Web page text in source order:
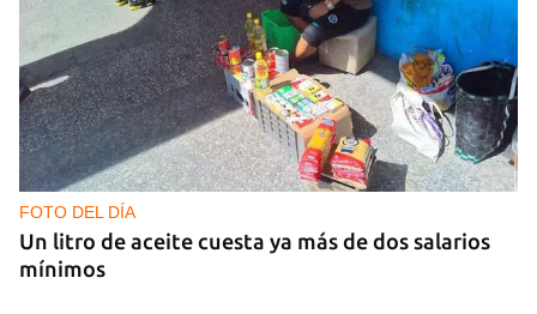
GUERRA
Al menos 17 muertos y 44 heridos en ataques
nocturnos de Rusia sobre la región de Kiev
FOTO DEL DÍA
Un litro de aceite cuesta ya más de dos salarios
mínimos